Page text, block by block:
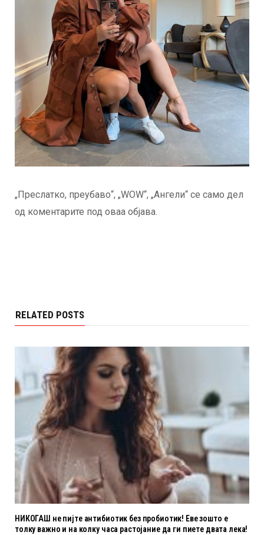
„Преслатко, преубаво“, „WOW“, „Ангели“ се само дел
од коментарите под оваа објава.
RELATED POSTS
НИКОГАШ не пијте антибиотик без пробиотик! Еве зошто е
толку важно и на колку часа растојание да ги пиете двата лека!